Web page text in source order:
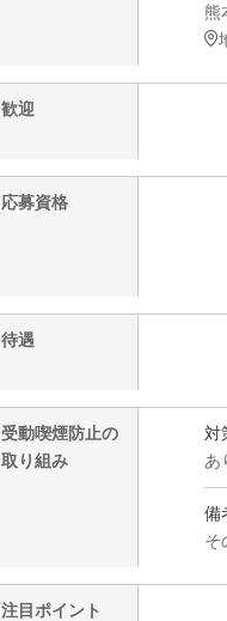
熊
歓迎
応募資格
待遇
受動喫煙防止の
取り組み
対
あ
備
そ
注目ポイント